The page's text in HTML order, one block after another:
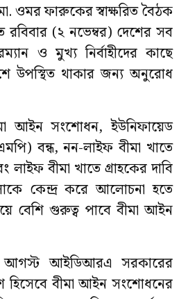
ওমর ফারুকের স্বাক্ষরিত বৈঠক
রবিবার (২ নভেম্বর) দেশের সব
ও মুখ্য নির্বাহীদের কাছে
উপস্থিত থাকার জন্য অনুরোধ
আইন সংশোধন, ইউনিফায়েড
বন্ধ, নন-লাইফ বীমা খাতে
বীমা খাতে গ্রাহকের দাবি
কেন্দ্র করে আলোচনা হতে
বেশি গুরুত্ব পাবে বীমা আইন
আইডিআরএ সরকারের
হিসেবে বীমা আইন সংশোধনের